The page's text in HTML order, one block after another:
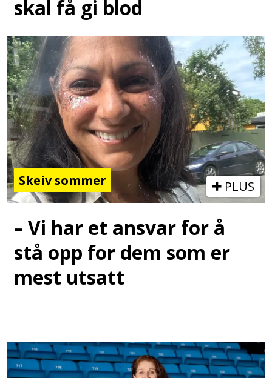
skal få gi blod
Skeiv sommer PLUS
– Vi har et ansvar for å
stå opp for dem som er
mest utsatt